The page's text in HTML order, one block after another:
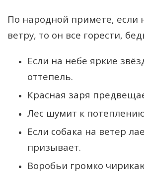
По народной примете, если
ветру, то он все горести,
Если на небе яркие
оттепель.
Красная заря
Лес шумит к
Если собака на ветер
призывает.
Воробьи громко